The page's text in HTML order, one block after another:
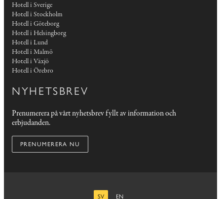
Hotell i Sverige
Hotell i Stockholm
Hotell i Göteborg
Hotell i Helsingborg
Hotell i Lund
Hotell i Malmö
Hotell i Växjö
Hotell i Örebro
NYHETSBREV
Prenumerera på vårt nyhetsbrev fyllt av information och
erbjudanden.
PRENUMERERA NU
SV EN